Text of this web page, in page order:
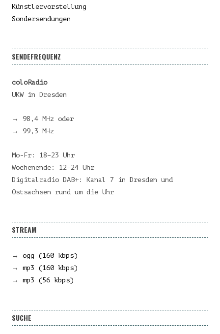
Künstlervorstellung
Sondersendungen
SENDEFREQUENZ
coloRadio
UKW in Dresden
→ 98,4 MHz oder
→ 99,3 MHz
Mo-Fr: 18–23 Uhr
Wochenende: 12–24 Uhr
Digitalradio DAB+: Kanal 7 in Dresden und
Ostsachsen rund um die Uhr
STREAM
→ ogg (160 kbps)
→ mp3 (160 kbps)
→ mp3 (56 kbps)
SUCHE